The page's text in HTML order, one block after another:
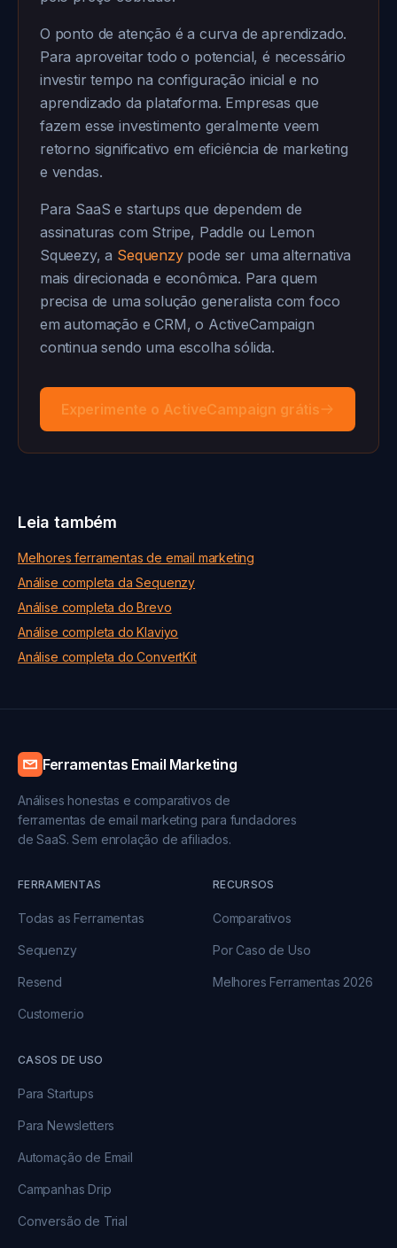
O ponto de atenção é a curva de aprendizado.
Para aproveitar todo o potencial, é necessário
investir tempo na configuração inicial e no
aprendizado da plataforma. Empresas que
fazem esse investimento geralmente veem
retorno significativo em eficiência de marketing
e vendas.
Para SaaS e startups que dependem de
assinaturas com Stripe, Paddle ou Lemon
Squeezy, a Sequenzypode ser uma alternativa
mais direcionada e econômica. Para quem
precisa de uma solução generalista com foco
em automação e CRM, o ActiveCampaign
continua sendo uma escolha sólida.
Experimente o ActiveCampaign grátis
Leia também
Melhores ferramentas de email marketing
Análise completa da Sequenzy
Análise completa do Brevo
Análise completa do Klaviyo
Análise completa do ConvertKit
Ferramentas Email Marketing
Análises honestas e comparativos de
ferramentas de email marketing para fundadores
de SaaS. Sem enrolação de afiliados.
FERRAMENTAS
Todas as Ferramentas
Sequenzy
Resend
Customer.io
RECURSOS
Comparativos
Por Caso de Uso
Melhores Ferramentas 2026
CASOS DE USO
Para Startups
Para Newsletters
Automação de Email
Campanhas Drip
Conversão de Trial